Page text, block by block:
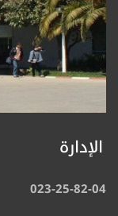
الإدارة
023-25-82-04